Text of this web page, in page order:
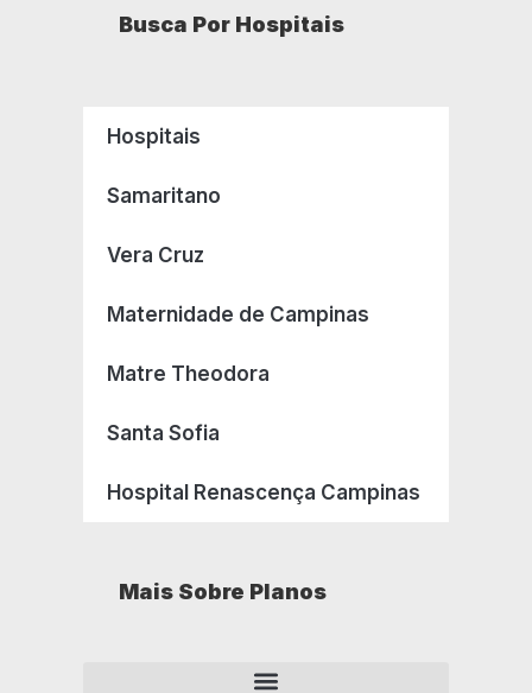
Busca Por Hospitais
Hospitais
Samaritano
Vera Cruz
Maternidade de Campinas
Matre Theodora
Santa Sofia
Hospital Renascença Campinas
Mais Sobre Planos